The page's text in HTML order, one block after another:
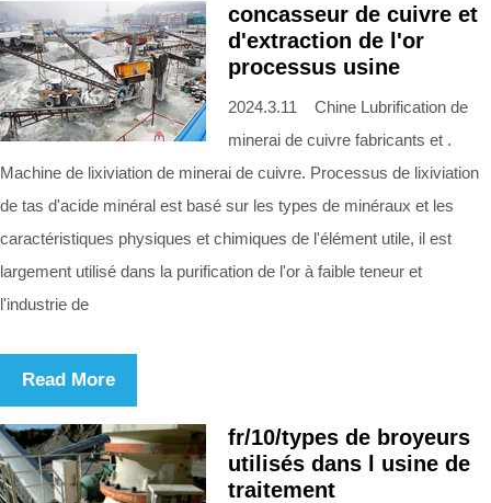
concasseur de cuivre et
d'extraction de l'or
processus usine
2024.3.11 Chine Lubrification de
minerai de cuivre fabricants et .
Machine de lixiviation de minerai de cuivre. Processus de lixiviation
de tas d'acide minéral est basé sur les types de minéraux et les
caractéristiques physiques et chimiques de l'élément utile, il est
largement utilisé dans la purification de l'or à faible teneur et
l'industrie de
Read More
fr/10/types de broyeurs
utilisés dans l usine de
traitement